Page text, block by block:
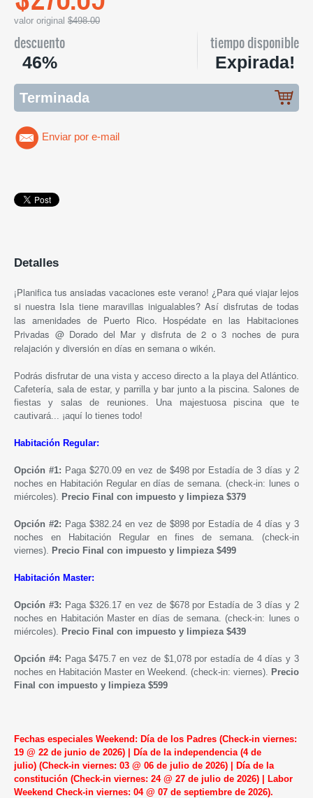
valor original $498.00
descuento
46%
tiempo disponible
Expirada!
Terminada
Enviar por e-mail
Detalles
¡Planifica tus ansiadas vacaciones este verano! ¿Para qué viajar lejos
si nuestra Isla tiene maravillas inigualables? Así disfrutas de todas
las amenidades de Puerto Rico. Hospédate en las Habitaciones
Privadas @ Dorado del Mar y disfruta de 2 o 3 noches de pura
relajación y diversión en días en semana o wikén.
Podrás disfrutar de una vista y acceso directo a la playa del Atlántico.
Cafetería, sala de estar, y parrilla y bar junto a la piscina. Salones de
fiestas y salas de reuniones. Una majestuosa piscina que te
cautivará... ¡aquí lo tienes todo!
Habitación Regular:
Opción #1: Paga $270.09 en vez de $498 por Estadía de 3 días y 2
noches en Habitación Regular en días de semana. (check-in: lunes o
miércoles). Precio Final con impuesto y limpieza $379
Opción #2: Paga $382.24 en vez de $898 por Estadía de 4 días y 3
noches en Habitación Regular en fines de semana . (check-in
viernes). Precio Final con impuesto y limpieza $499
Habitación Master:
Opción #3: Paga $326.17 en vez de $678 por Estadía de 3 días y 2
noches en Habitación Master en días de semana. (check-in: lunes o
miércoles). Precio Final con impuesto y limpieza $439
Opción #4: Paga $475.7 en vez de $1,078 por estadía de 4 días y 3
noches en Habitación Master en Weekend . (check-in: viernes). Precio
Final con impuesto y limpieza $599
Fechas especiales Weekend: Día de los Padres (Check-in viernes:
19 @ 22 de junio de 2026) | Día de la independencia (4 de
julio) (Check-in viernes: 03 @ 06 de julio de 2026) | Día de la
constitución (Check-in viernes: 24 @ 27 de julio de 2026) | Labor
Weekend Check-in viernes: 04 @ 07 de septiembre de 2026).